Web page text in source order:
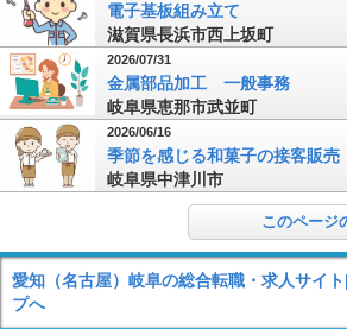
電子基板組み立て
滋賀県長浜市西上坂町
2026/07/31
金属部品加工 一般事務
岐阜県恵那市武並町
2026/06/16
季節を感じる和菓子の接客販
岐阜県中津川市
このページ
愛知（名古屋）岐阜の総合転職・求人サイ
プへ